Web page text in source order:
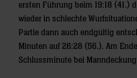
ersten Führung beim 19:18 (41.)
wieder in schlechte
Partie dann auch endgültig
Minuten auf 26:28 (56.). Am
Schlussminute bei